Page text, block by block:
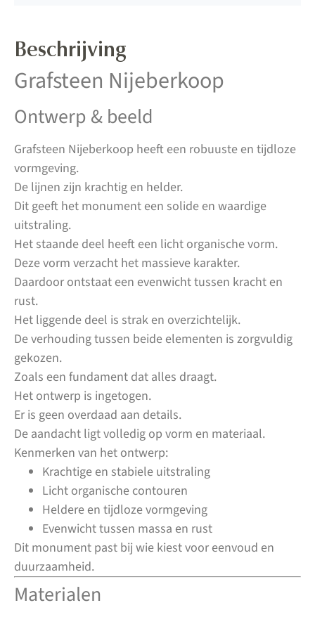
Beschrijving
Grafsteen Nijeberkoop
Ontwerp & beeld
Grafsteen Nijeberkoop heeft een robuuste en tijdloze
vormgeving.
De lijnen zijn krachtig en helder.
Dit geeft het monument een solide en waardige
uitstraling.
Het staande deel heeft een licht organische vorm.
Deze vorm verzacht het massieve karakter.
Daardoor ontstaat een evenwicht tussen kracht en
rust.
Het liggende deel is strak en overzichtelijk.
De verhouding tussen beide elementen is zorgvuldig
gekozen.
Zoals een fundament dat alles draagt.
Het ontwerp is ingetogen.
Er is geen overdaad aan details.
De aandacht ligt volledig op vorm en materiaal.
Kenmerken van het ontwerp:
Krachtige en stabiele uitstraling
Licht organische contouren
Heldere en tijdloze vormgeving
Evenwicht tussen massa en rust
Dit monument past bij wie kiest voor eenvoud en
duurzaamheid.
Materialen